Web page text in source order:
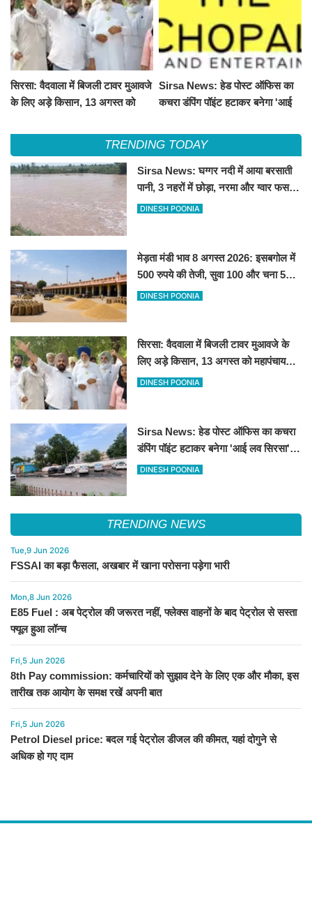
सिरसा: वैदवाला में बिजली टावर मुआवजे
के लिए अड़े किसान, 13 अगस्त को
Sirsa News: हेड पोस्ट ऑफिस का
कचरा डंपिंग पॉइंट हटाकर बनेगा 'आई
TRENDING TODAY
Sirsa News: घग्गर नदी में आया बरसाती
पानी, 3 नहरों में छोड़ा, नरमा और ग्वार फसल
को फायदा
DINESH POONIA
मेड़ता मंडी भाव 8 अगस्त 2026: इसबगोल में
500 रुपये की तेजी, सुवा 100 और चना 50
रूपए मंदे
DINESH POONIA
सिरसा: वैदवाला में बिजली टावर मुआवजे के
लिए अड़े किसान, 13 अगस्त को महापंचायत
का ऐलान
DINESH POONIA
Sirsa News: हेड पोस्ट ऑफिस का कचरा
डंपिंग पॉइंट हटाकर बनेगा 'आई लव सिरसा'
सेल्फी पॉइंट
DINESH POONIA
TRENDING NEWS
Tue,9 Jun 2026
FSSAI का बड़ा फैसला, अखबार में खाना परोसना पड़ेगा भारी
Mon,8 Jun 2026
E85 Fuel : अब पेट्रोल की जरूरत नहीं, फ्लेक्स वाहनों के बाद पेट्रोल से सस्ता
फ्यूल हुआ लॉन्च
Fri,5 Jun 2026
8th Pay commission: कर्मचारियों को सुझाव देने के लिए एक और मौका, इस
तारीख तक आयोग के समक्ष रखें अपनी बात
Fri,5 Jun 2026
Petrol Diesel price: बदल गई पेट्रोल डीजल की कीमत, यहां दोगुने से
अधिक हो गए दाम